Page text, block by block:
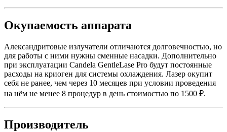
Окупаемость аппарата
Александритовые излучатели отличаются долговечностью, но
для работы с ними нужны сменные насадки. Дополнительно
при эксплуатации Candela GentleLase Pro будут постоянные
расходы на криоген для системы охлаждения. Лазер окупит
себя не ранее, чем через 10 месяцев при условии проведения
на нём не менее 8 процедур в день стоимостью по 1500 ₽.
Производитель